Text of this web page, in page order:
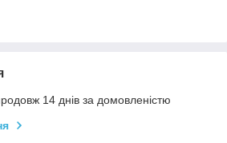
14 днів за домовленістю